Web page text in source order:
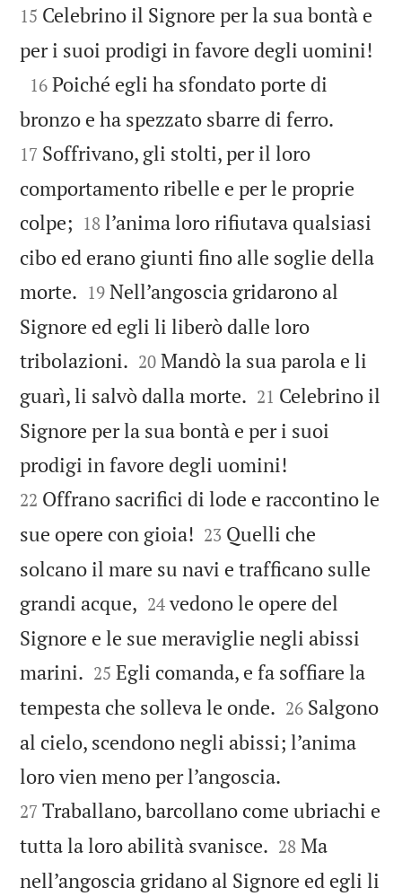
15 Celebrino il Signore per la sua bontà e
per i suoi prodigi in favore degli uomini!

16 Poiché egli ha sfondato porte di
bronzo e ha spezzato sbarre di ferro.
17 Soffrivano, gli stolti, per il loro
comportamento ribelle e per le proprie
colpe; 

18 l’anima loro rifiutava qualsiasi
cibo ed erano giunti fino alle soglie della
morte. 

19 Nell’angoscia gridarono al
Signore ed egli li liberò dalle loro
tribolazioni. 

20 Mandò la sua parola e li
guarì, li salvò dalla morte. 

21 Celebrino il
Signore per la sua bontà e per i suoi
prodigi in favore degli uomini!
22 Offrano sacrifici di lode e raccontino le
sue opere con gioia! 

23 Quelli che
solcano il mare su navi e trafficano sulle
grandi acque, 

24 vedono le opere del
Signore e le sue meraviglie negli abissi
marini. 

25 Egli comanda, e fa soffiare la
tempesta che solleva le onde. 

26 Salgono
al cielo, scendono negli abissi; l’anima
loro vien meno per l’angoscia.
27 Traballano, barcollano come ubriachi e
tutta la loro abilità svanisce. 

28 Ma
nell’angoscia gridano al Signore ed egli li